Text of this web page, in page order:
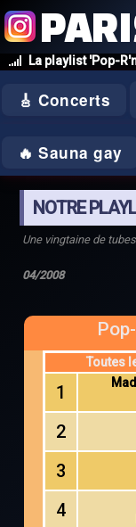
La playlist 'Pop-
🎸 Concerts
🔥 Sauna gay
NOTRE
Une vingtaine de
04/2008
Toutes
1
2
3
4